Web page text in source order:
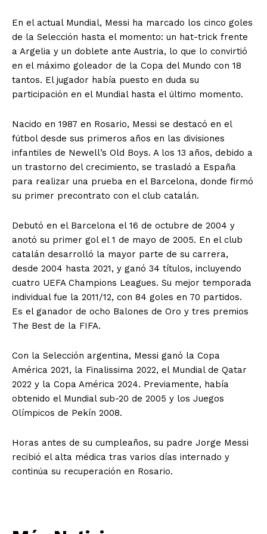
En el actual Mundial, Messi ha marcado los cinco goles
de la Selección hasta el momento: un hat-trick frente
a Argelia y un doblete ante Austria, lo que lo convirtió
en el máximo goleador de la Copa del Mundo con 18
tantos. El jugador había puesto en duda su
participación en el Mundial hasta el último momento.
Nacido en 1987 en Rosario, Messi se destacó en el
fútbol desde sus primeros años en las divisiones
infantiles de Newell’s Old Boys. A los 13 años, debido a
un trastorno del crecimiento, se trasladó a España
para realizar una prueba en el Barcelona, donde firmó
su primer precontrato con el club catalán.
Debutó en el Barcelona el 16 de octubre de 2004 y
anotó su primer gol el 1 de mayo de 2005. En el club
catalán desarrolló la mayor parte de su carrera,
desde 2004 hasta 2021, y ganó 34 títulos, incluyendo
cuatro UEFA Champions Leagues. Su mejor temporada
individual fue la 2011/12, con 84 goles en 70 partidos.
Es el ganador de ocho Balones de Oro y tres premios
The Best de la FIFA.
Con la Selección argentina, Messi ganó la Copa
América 2021, la Finalissima 2022, el Mundial de Qatar
2022 y la Copa América 2024. Previamente, había
obtenido el Mundial sub-20 de 2005 y los Juegos
Olímpicos de Pekín 2008.
Horas antes de su cumpleaños, su padre Jorge Messi
recibió el alta médica tras varios días internado y
continúa su recuperación en Rosario.